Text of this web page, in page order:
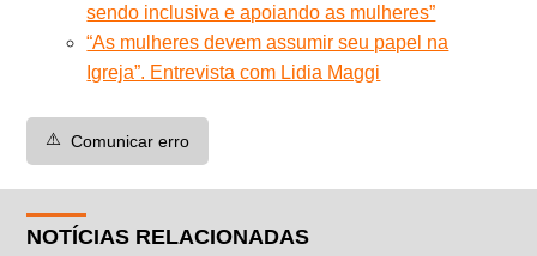
sendo inclusiva e apoiando as mulheres”
“As mulheres devem assumir seu papel na
Igreja”. Entrevista com Lidia Maggi
⚠️ Comunicar erro
NOTÍCIAS RELACIONADAS